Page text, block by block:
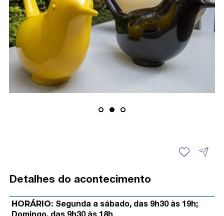
Detalhes do acontecimento
HORÁRIO: Segunda a sábado, das 9h30 às 19h;